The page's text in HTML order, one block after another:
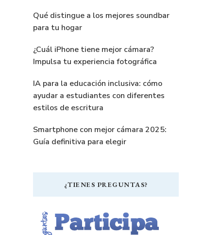
Qué distingue a los mejores soundbar
para tu hogar
¿Cuál iPhone tiene mejor cámara?
Impulsa tu experiencia fotográfica
IA para la educación inclusiva: cómo
ayudar a estudiantes con diferentes
estilos de escritura
Smartphone con mejor cámara 2025:
Guía definitiva para elegir
¿TIENES PREGUNTAS?